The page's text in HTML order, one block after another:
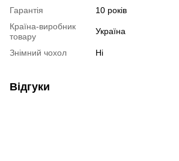
Гарантія
10 років
Країна-виробник
товару
Україна
Знімний чохол Ні
Відгуки